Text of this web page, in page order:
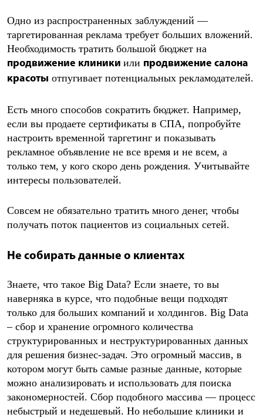
Одно из распространенных заблуждений —
таргетированная реклама требует больших вложений.
Необходимость тратить большой бюджет на
продвижение клиники или продвижение салона
красоты отпугивает потенциальных рекламодателей.
Есть много способов сократить бюджет. Например,
если вы продаете сертификаты в СПА, попробуйте
настроить временной таргетинг и показывать
рекламное объявление не все время и не всем, а
только тем, у кого скоро день рождения. Учитывайте
интересы пользователей.
Совсем не обязательно тратить много денег, чтобы
получать поток пациентов из социальных сетей.
Не собирать данные о клиентах
Знаете, что такое Big Data? Если знаете, то вы
наверняка в курсе, что подобные вещи подходят
только для больших компаний и холдингов. Big Data
– сбор и хранение огромного количества
структурированных и неструктурированных данных
для решения бизнес-задач. Это огромный массив, в
котором могут быть самые разные данные, которые
можно анализировать и использовать для поиска
закономерностей. Сбор подобного массива — процесс
небыстрый и недешевый. Но небольшие клиники и